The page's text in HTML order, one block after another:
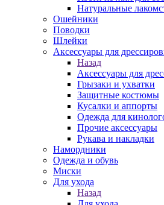
Натуральные
Ошейники
Поводки
Шлейки
Аксессуары для
Назад
Аксессуары для
Грызаки и ухватки
Защитные костюмы
Кусалки и аппорты
Одежда для
Прочие аксессуары
Рукава и накладки
Намордники
Одежда и обувь
Миски
Для ухода
Назад